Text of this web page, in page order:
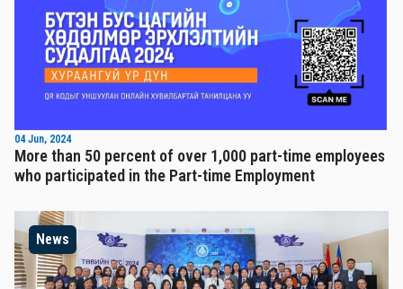
04 Jun, 2024
More than 50 percent of over 1,000 part-time employees
who participated in the Part-time Employment
News